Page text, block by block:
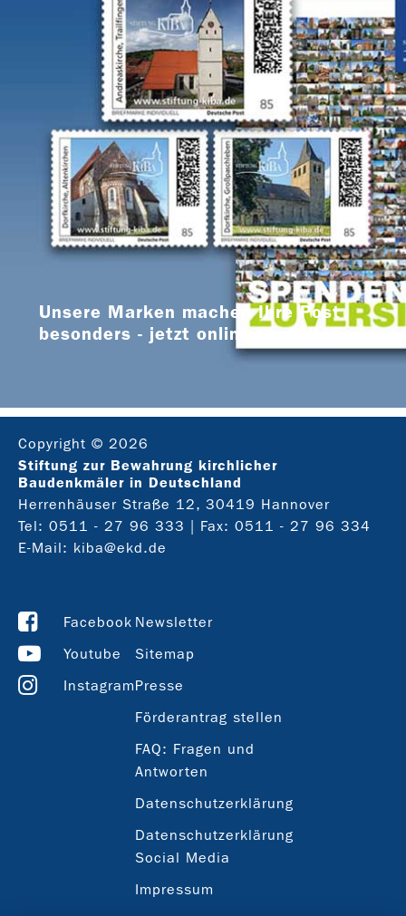
Unsere Marken machen Ihre Post
besonders - jetzt online bestellen
Copyright © 2026
Stiftung zur Bewahrung kirchlicher
Baudenkmäler in Deutschland
Herrenhäuser Straße 12, 30419 Hannover
Tel: 0511 - 27 96 333
| Fax: 0511 - 27 96 334
E-Mail: kiba@ekd.de
Facebook
Youtube
Instagram
Newsletter
Sitemap
Presse
Förderantrag stellen
FAQ: Fragen und
Antworten
Datenschutzerklärung
Datenschutzerklärung
Social Media
Impressum